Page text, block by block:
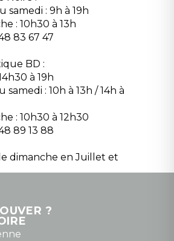
samedi : 9h à 19h
: 10h30 à 13h
83 67 47
BD :
à 19h
samedi : 10h à 13h / 14h à
: 10h30 à 12h30
89 13 88
dimanche en Juillet et
griffe-noire.com
?